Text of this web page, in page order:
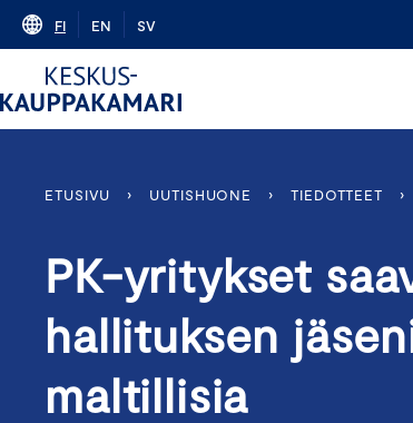
Skip
content
FI EN SV
ETUSIVU › UUTISHUONE › TIEDOTTEET ›
PK-yritykset
hallituksen
maltillisia